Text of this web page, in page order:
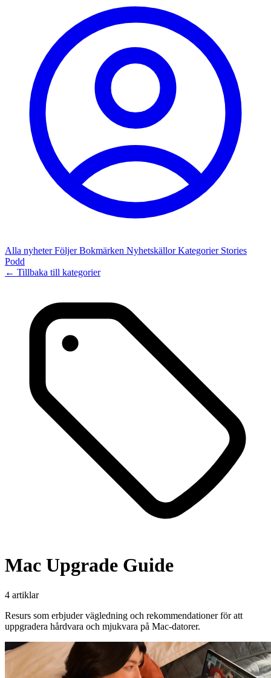
Alla nyheterFöljerBokmärken NyhetskällorKategorier Stories
Podd
← Tillbaka till kategorier
Mac Upgrade Guide
4 artiklar
Resurs som erbjuder vägledning och rekommendationer för att
uppgradera hårdvara och mjukvara på Mac-datorer.